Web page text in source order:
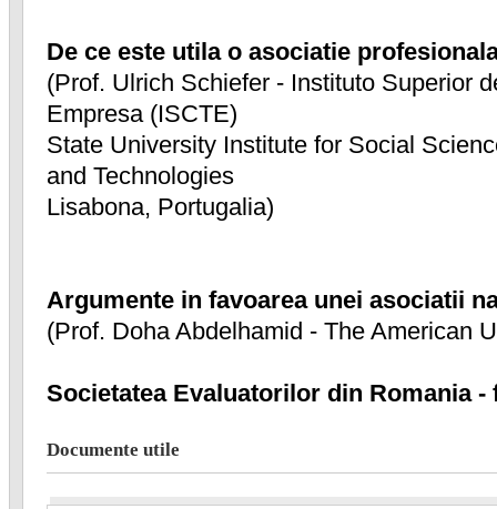
De ce este utila o asociatie
(Prof. Ulrich Schiefer - Instituto Superior
Empresa (ISCTE)
State University Institute for Social
and Technologies
Lisabona, Portugalia)
Argumente in favoarea unei asociatii
(Prof. Doha Abdelhamid - The American
Societatea Evaluatorilor din Romania
Documente utile